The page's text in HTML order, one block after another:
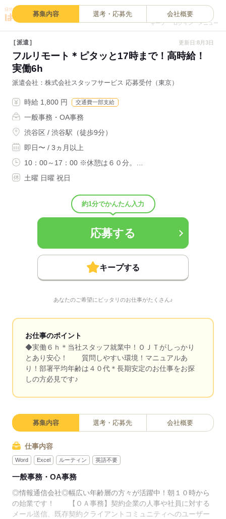
キープ ログイン メニュー
募集内容 選考・応募先 会社概要
派遣 更新日:8月3日
フルリモート＊ピタッと17時まで！高時給！
実働6h
派遣会社 株式会社スタッフサービス 応募受付（東京）
時給 1,800 円 交通費一部支給
一般事務・OA事務
渋谷区 / 渋谷駅（徒歩9分）
即日〜 / 3ヵ月以上
10：00～17：00 ※休憩は６０分。…
土曜 日曜 祝日
約1分でかんたん入力
応募する
キープする
あなたのご希望にピッタリのお仕事がたくさん♪
お仕事のポイント
◆実働６ｈ＊当社スタッフ就業中！ＯＪＴがしっかり
とあり安心！ 質問しやすい環境！マニュアルあ
り！部署平均年齢は４０代＊長期安定のお仕事をお探
しの方必見です♪
募集内容 選考・応募先 会社概要
仕事内容
Word Excel ルーティン 英語不要
一般事務・OA事務
◎情報通信会社◎幅広い年齢層の方々が活躍中！朝１０時から
の始業です！ 【ＯＡ事務】契約企業の人事や社員に対する
メール送信、既存契約クライアントコミュニティへのユーザー